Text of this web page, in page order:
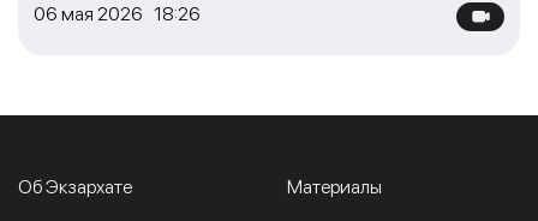
06 мая 2026 18:26
Об Экзархате Материалы